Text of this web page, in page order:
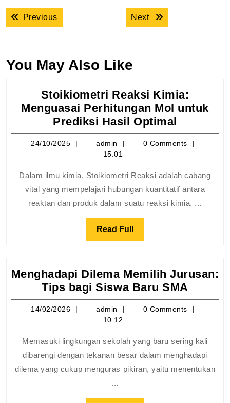
Navigasi
posPreviousPrevious post: Next Next post:
You May Also Like
Stoikiometri Reaksi Kimia:
Menguasai Perhitungan Mol untuk
Prediksi Hasil Optimal
Reaksi
Kimia:
Mol
untuk
24/10/2025 24/10/2025
admin admin0 Comments
15:01
Dalam ilmu kimia, Stoikiometri Reaksi adalah cabang
vital yang mempelajari hubungan kuantitatif antara
reaktan dan produk dalam suatu reaksi kimia. ...
Read Full Read
Full
Menghadapi Dilema Memilih Jurusan:
Tips bagi Siswa Baru SMA
Dilema
Tips
bagi
Siswa
14/02/2026 14/02/2026
admin admin0 Comments
10:12
Memasuki lingkungan sekolah yang baru sering kali
dibarengi dengan tekanan besar dalam menghadapi
dilema yang cukup menguras pikiran, yaitu menentukan
...